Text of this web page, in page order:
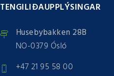
TENGILIÐAUPPLÝSINGAR
Husebybakken 28B
NO-0379 Ósló
+47 21 95 58 00